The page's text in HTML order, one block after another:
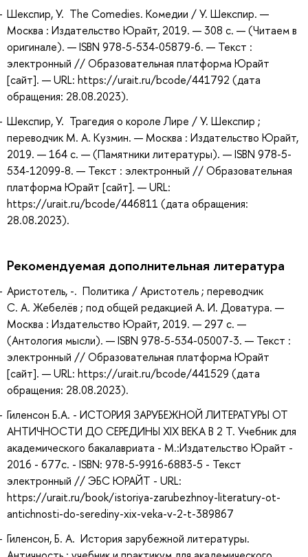
Шекспир, У. The Comedies. Комедии / У. Шекспир. —
Москва : Издательство Юрайт, 2019. — 308 с. — (Читаем в
оригинале). — ISBN 978-5-534-05879-6. — Текст :
электронный // Образовательная платформа Юрайт
[сайт]. — URL: https://urait.ru/bcode/441792 (дата
обращения: 28.08.2023).
Шекспир, У. Трагедия о короле Лире / У. Шекспир ;
переводчик М. А. Кузмин. — Москва : Издательство Юрайт,
2019. — 164 с. — (Памятники литературы). — ISBN 978-5-
534-12099-8. — Текст : электронный // Образовательная
платформа Юрайт [сайт]. — URL:
https://urait.ru/bcode/446811 (дата обращения:
28.08.2023).
Рекомендуемая дополнительная литература
Аристотель, -. Политика / Аристотель ; переводчик
С. А. Жебелёв ; под общей редакцией А. И. Доватура. —
Москва : Издательство Юрайт, 2019. — 297 с. —
(Антология мысли). — ISBN 978-5-534-05007-3. — Текст :
электронный // Образовательная платформа Юрайт
[сайт]. — URL: https://urait.ru/bcode/441529 (дата
обращения: 28.08.2023).
Гиленсон Б.А. - ИСТОРИЯ ЗАРУБЕЖНОЙ ЛИТЕРАТУРЫ ОТ
АНТИЧНОСТИ ДО СЕРЕДИНЫ XIX ВЕКА В 2 Т. Учебник для
академического бакалавриата - М.:Издательство Юрайт -
2016 - 677с. - ISBN: 978-5-9916-6883-5 - Текст
электронный // ЭБС ЮРАЙТ - URL:
https://urait.ru/book/istoriya-zarubezhnoy-literatury-ot-
antichnosti-do-serediny-xix-veka-v-2-t-389867
Гиленсон, Б. А. История зарубежной литературы.